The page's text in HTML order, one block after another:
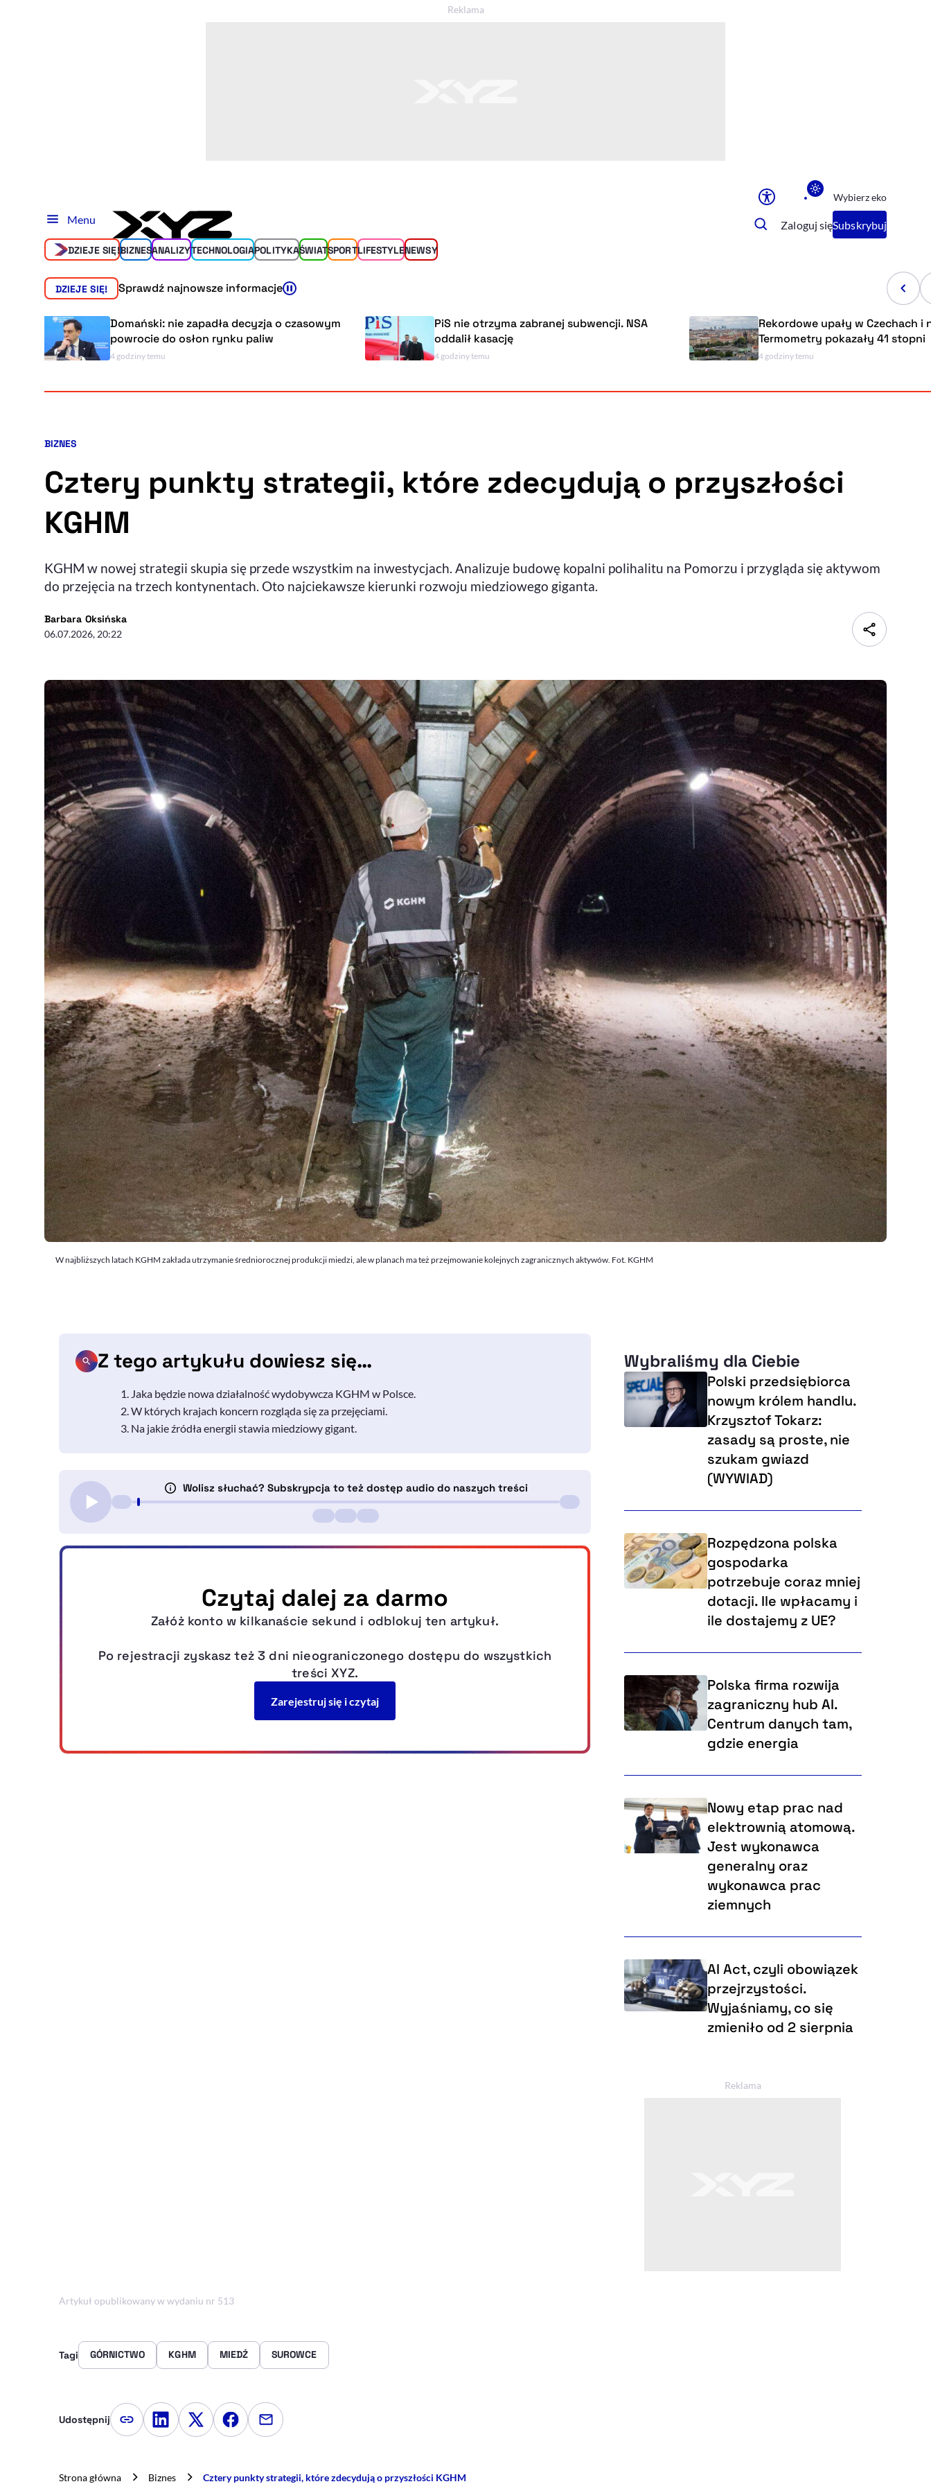
Deklaracja dostępności , otwiera się w nowym oknie
Zgłoś problem
, otwiera się w
Wybierz eko
Menu Zaloguj sięSubskrybuj
DZIEJE SIĘ!BIZNESANALIZYTECHNOLOGIAPOLITYKAŚWIATSPORTLIFESTYLENEWSY
DZIEJE SIĘ! Sprawdź najnowsze informacje
Domański: nie zapadła decyzja o czasowym
powrocie do osłon rynku paliw
4 godziny temu
PiS nie otrzyma zabranej subwencji. NSA
oddalił kasację
4 godziny temu
Rekordowe upały w Czechach i na Słowacji.
Termometry pokazały 41 stopni
4 godziny temu
Kategoria artykułu:
BIZNES
Cztery punkty strategii, które zdecydują o przyszłości
KGHM
KGHM w nowej strategii skupia się przede wszystkim na inwestycjach. Analizuje budowę kopalni polihalitu na Pomorzu i przygląda się aktywom
do przejęcia na trzech kontynentach. Oto najciekawsze kierunki rozwoju miedziowego giganta.
Barbara Oksińska- autor artykułu - profil
06.07.2026, 20:22
W najbliższych latach KGHM zakłada utrzymanie średniorocznej produkcji miedzi, ale w planach ma też przejmowanie kolejnych zagranicznych aktywów. Fot. KGHM
Z tego artykułu dowiesz się…
Jaka będzie nowa działalność wydobywcza KGHM w Polsce.
W których krajach koncern rozgląda się za przejęciami.
Na jakie źródła energii stawia miedziowy gigant.
Wybraliśmy dla Ciebie
Polski przedsiębiorca
nowym królem handlu.
Krzysztof Tokarz:
zasady są proste, nie
szukam gwiazd
(WYWIAD)
Rozpędzona polska
gospodarka
potrzebuje coraz mniej
dotacji. Ile wpłacamy i
ile dostajemy z UE?
Polska firma rozwija
zagraniczny hub AI.
Centrum danych tam,
gdzie energia
Nowy etap prac nad
elektrownią atomową.
Jest wykonawca
generalny oraz
wykonawca prac
ziemnych
AI Act, czyli obowiązek
przejrzystości.
Wyjaśniamy, co się
zmieniło od 2 sierpnia
Artykuł opublikowany w wydaniu nr 513
Tagi GÓRNICTWO KGHM MIEDŹ SUROWCE
Udostępnij Kopiuj link artykułu
Udostępnij na LinkedIn
Udostępnij na Twitterze
Udostępnij na Facebooku
Udostępnij przez e-mail
Strona główna Biznes Cztery punkty strategii, które zdecydują o przyszłości KGHM